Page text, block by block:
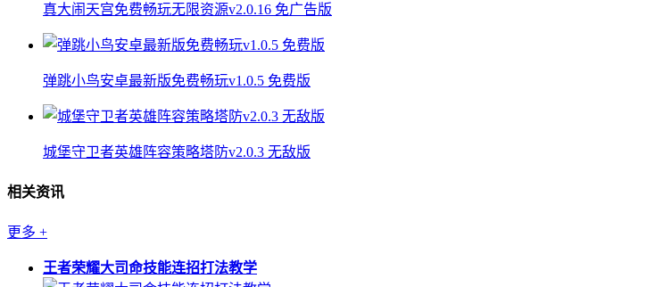
真大闹天宫免费畅玩无限资源v2.0.16 免广告版
弹跳小鸟安卓最新版免费畅玩v1.0.5 免费版
城堡守卫者英雄阵容策略塔防v2.0.3 无敌版
相关资讯
更多 +
王者荣耀大司命技能连招打法教学